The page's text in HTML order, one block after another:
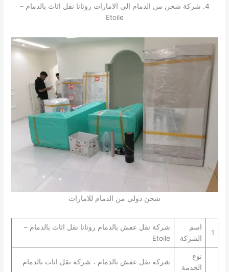
4. شركة شحن من الدمام الى الامارات روتانا نقل اثاث بالدمام –
Etoile
شحن دولي من الدمام للامارات
1
اسم
الشركة
شركة نقل عفش بالدمام روتانا نقل اثاث بالدمام –
Etoile
نوع
الخدمة
شركة نقل عفش بالدمام ، شركة نقل اثاث بالدمام